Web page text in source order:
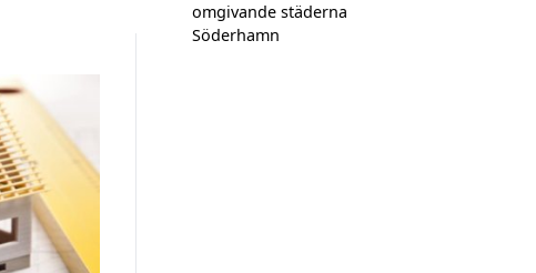
omgivande städerna
Söderhamn